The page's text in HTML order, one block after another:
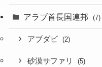
アラブ首長国連邦 (7)
アブダビ (2)
砂漠サファリ (5)